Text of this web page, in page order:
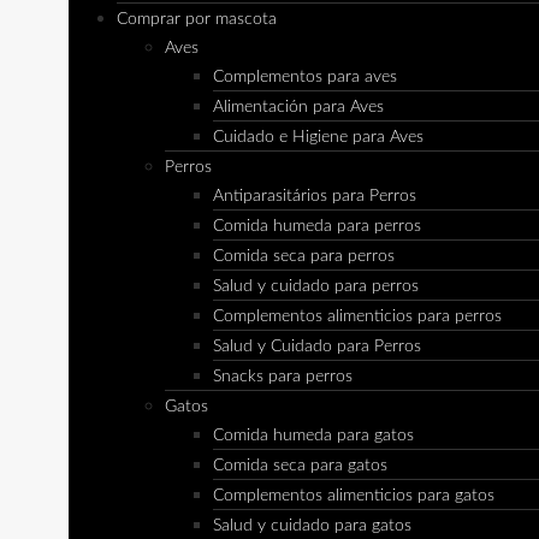
Comprar por mascota
Aves
Complementos para aves
Alimentación para Aves
Cuidado e Higiene para Aves
Perros
Antiparasitários para Perros
Comida humeda para perros
Comida seca para perros
Salud y cuidado para perros
Complementos alimenticios para perros
Salud y Cuidado para Perros
Snacks para perros
Gatos
Comida humeda para gatos
Comida seca para gatos
Complementos alimenticios para gatos
Salud y cuidado para gatos